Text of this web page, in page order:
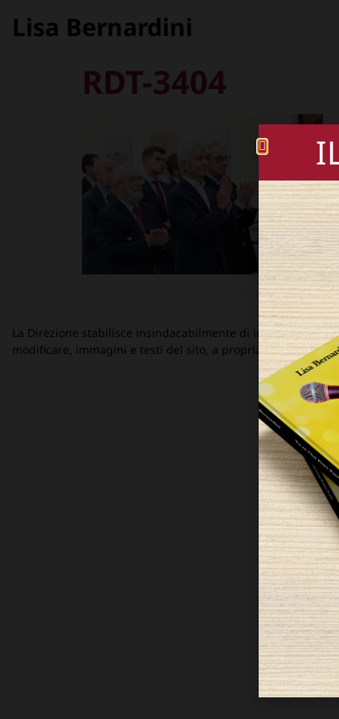
Lisa Bernardini
RDT-3404
La Direzione stabilisce insindacabilmente di inserire,
modificare, immagini e testi del sito, a propria discrezione.